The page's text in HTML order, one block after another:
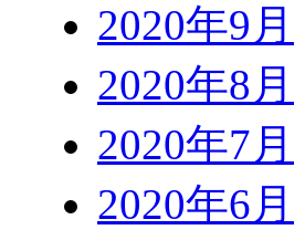
2020年9月
2020年8月
2020年7月
2020年6月